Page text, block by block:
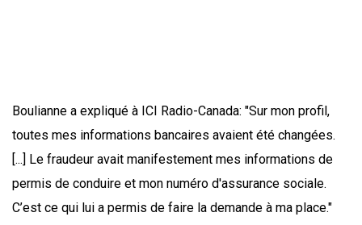
Boulianne a expliqué à ICI Radio-Canada: "Sur mon profil,
toutes mes informations bancaires avaient été changées.
[...] Le fraudeur avait manifestement mes informations de
permis de conduire et mon numéro d'assurance sociale.
C’est ce qui lui a permis de faire la demande à ma place."